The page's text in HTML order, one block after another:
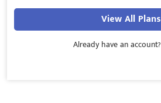
View All Plans
Already have an account?